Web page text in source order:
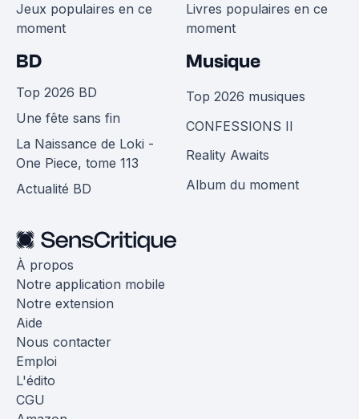
Jeux populaires en ce
moment
Livres populaires en ce
moment
BD
Top 2026 BD
Une fête sans fin
La Naissance de Loki -
One Piece, tome 113
Actualité BD
Musique
Top 2026 musiques
CONFESSIONS II
Reality Awaits
Album du moment
À propos
Notre application mobile
Notre extension
Aide
Nous contacter
Emploi
L'édito
CGU